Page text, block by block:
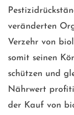
veränderten
Verzehr von
somit seinen
schützen und
Nährwert
der Kauf von